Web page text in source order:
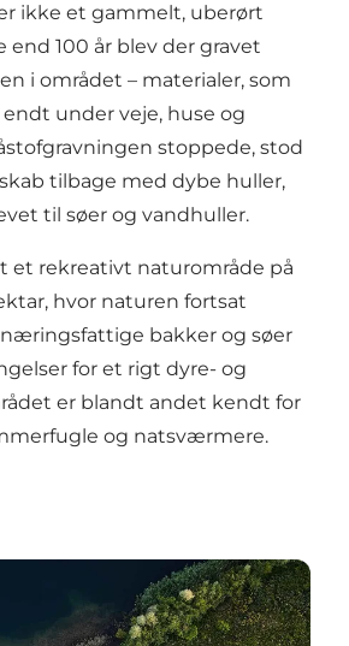
ikke et gammelt, uberørt
end 100 år blev der gravet
i området – materialer, som
under veje, huse og
stoppede, stod
tilbage med dybe huller,
til søer og vandhuller.
et rekreativt naturområde på
hvor naturen fortsat
bakker og søer
for et rigt dyre- og
er blandt andet kendt for
og natsværmere.